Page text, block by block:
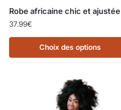
Robe africaine chic et ajustée
37.99€
Choix des options